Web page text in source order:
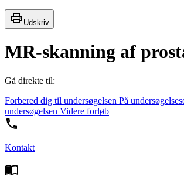
Udskriv
MR-skanning af
Gå direkte til:
Forbered dig til undersøgelsen På
undersøgelsen Videre forløb
Kontakt